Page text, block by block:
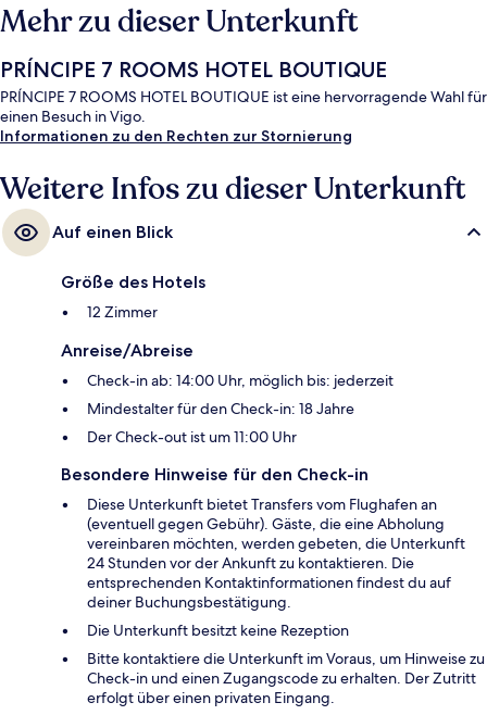
Mehr zu dieser Unterkunft
PRÍNCIPE 7 ROOMS HOTEL BOUTIQUE
PRÍNCIPE 7 ROOMS HOTEL BOUTIQUE ist eine hervorragende Wahl für
einen Besuch in Vigo.
Informationen zu den Rechten zur Stornierung
Weitere Infos zu dieser Unterkunft
Auf einen Blick
Größe des Hotels
12 Zimmer
Anreise/Abreise
Check-in ab: 14:00 Uhr, möglich bis: jederzeit
Mindestalter für den Check-in: 18 Jahre
Der Check-out ist um 11:00 Uhr
Besondere Hinweise für den Check-in
Diese Unterkunft bietet Transfers vom Flughafen an
(eventuell gegen Gebühr). Gäste, die eine Abholung
vereinbaren möchten, werden gebeten, die Unterkunft
24 Stunden vor der Ankunft zu kontaktieren. Die
entsprechenden Kontaktinformationen findest du auf
deiner Buchungsbestätigung.
Die Unterkunft besitzt keine Rezeption
Bitte kontaktiere die Unterkunft im Voraus, um Hinweise zu
Check-in und einen Zugangscode zu erhalten. Der Zutritt
erfolgt über einen privaten Eingang.